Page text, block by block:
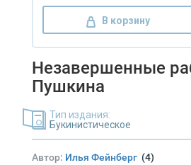
В корзину
Незавершенные
Пушкина
Тип издания:
Букинистическое
Автор: Илья Фейнберг (4)